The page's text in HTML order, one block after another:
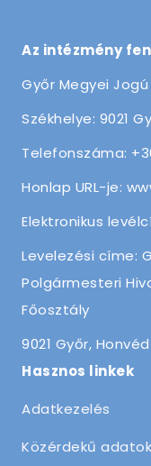
Az intézmény
Győr Megyei
Székhelye: 9021
Telefonszáma:
Honlap URL-je:
Elektronikus
Levelezési címe:
Polgármesteri
Főosztály
9021 Győr,
Hasznos linkek
Adatkezelés
Közérdekű adatok